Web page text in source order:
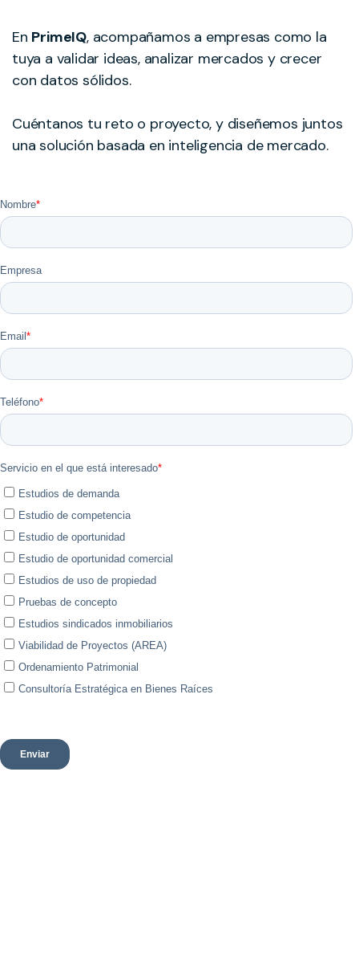
En PrimeIQ, acompañamos a empresas como la
tuya a validar ideas, analizar mercados y crecer
con datos sólidos.
Cuéntanos tu reto o proyecto, y diseñemos juntos
una solución basada en inteligencia de mercado.